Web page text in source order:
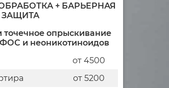
+ БАРЬЕРНАЯ
ЗАЩИТА
точечное опрыскивание
ФОС и неоникотиноидов
от 4500
от 5200